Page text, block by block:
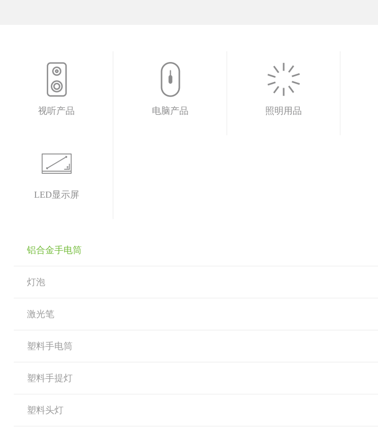
视听产品 电脑产品 照明用品
LED显示屏
铝合金手电筒
灯泡
激光笔
塑料手电筒
塑料手提灯
塑料头灯